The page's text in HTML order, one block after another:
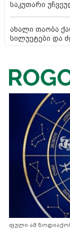
საკუთარი
ახალი თაობა
სილუეტები და
ფული ამ